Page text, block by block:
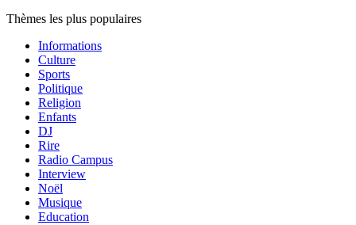
Thèmes les plus populaires
Informations
Culture
Sports
Politique
Religion
Enfants
DJ
Rire
Radio Campus
Interview
Noël
Musique
Education